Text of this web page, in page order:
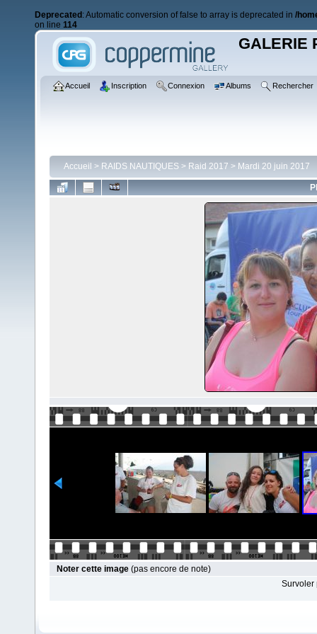
Deprecated : Automatic conversion of false to array is deprecated in /
on line 114
GALERIE
Accueil Inscription Connexion Albums Rechercher
Accueil > RAIDS NAUTIQUES > Raid 2017 > Mardi 20 juin 2017
Noter cette image (pas encore de note)
Survoler